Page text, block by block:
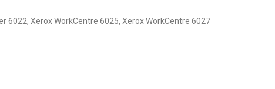
6022, Xerox WorkCentre 6025, Xerox WorkCentre 6027